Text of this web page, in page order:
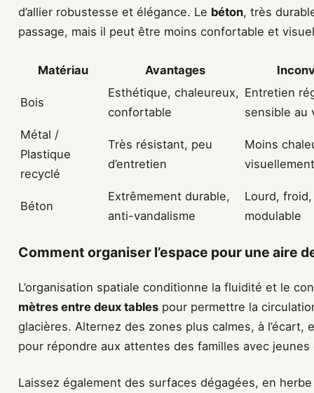
d’allier robustesse et élégance. Le béton, très
passage, mais il peut être moins confortable et
Matériau Avantages
Bois
Esthétique, chaleureux,
confortable
Entretien
sensible au
Métal /
Plastique
recyclé
Très résistant, peu
d’entretien
Moins
visuellement
Béton
Extrêmement durable,
anti-vandalisme
Lourd,
modulable
Comment organiser l’espace pour une aire
L’organisation spatiale conditionne la fluidité et le
mètres entre deux tables pour permettre la
glacières. Alternez des zones plus calmes, à l’écart,
pour répondre aux attentes des familles avec jeunes
Laissez également des surfaces dégagées, en